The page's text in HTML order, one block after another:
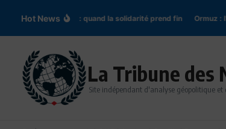
Hot News
Pologne-Ukraine : quand la solidarité prend fin Ormuz :
La Tribune des
Site indépendant d'analyse géopolitique